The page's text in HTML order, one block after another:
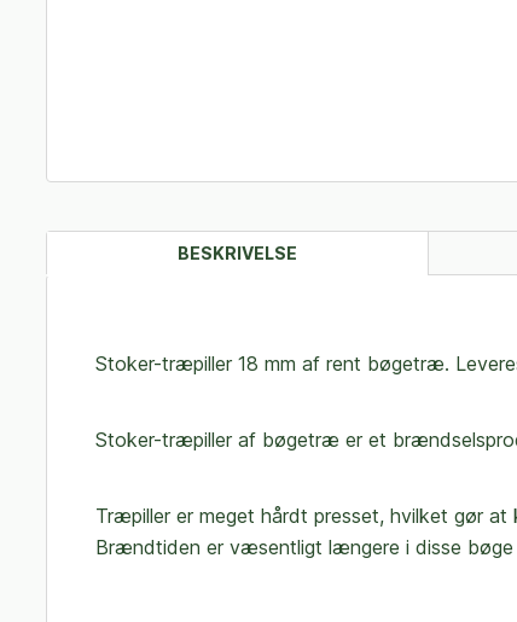
BESKRIVELSE
Stoker-træpiller 18 mm af rent bøgetræ.
Stoker-træpiller af bøgetræ er et
Træpiller er meget hårdt presset, hvilket gør at
Brændtiden er væsentligt længere i disse